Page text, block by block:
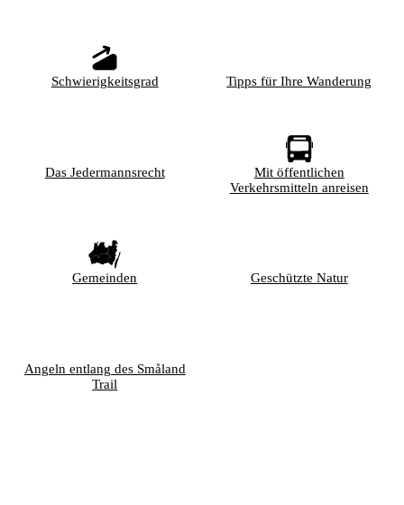
Schwierigkeitsgrad Tipps für Ihre Wanderung
Das Jedermannsrecht
Mit öffentlichen
Verkehrsmitteln anreisen
Gemeinden Geschützte Natur
Angeln entlang des Småland
Trail